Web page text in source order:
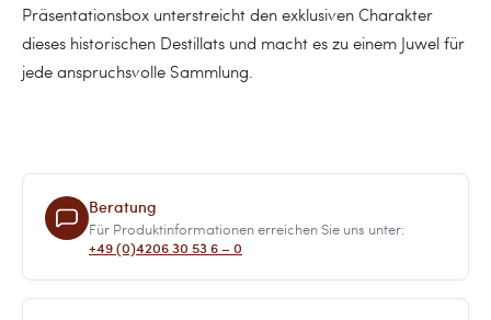
Präsentationsbox unterstreicht den exklusiven Charakter
dieses historischen Destillats und macht es zu einem Juwel für
jede anspruchsvolle Sammlung.
Beratung
Für Produktinformationen erreichen Sie uns unter:
+49 (0)4206 30 53 6 – 0